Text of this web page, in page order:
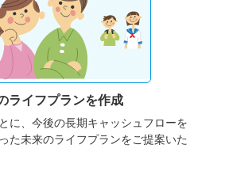
ライフプランを作成
に、今後の長期キャッシュフローを
た未来のライフプランをご提案いた